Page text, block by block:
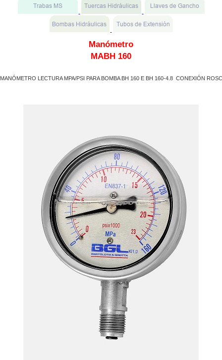
Manómetro
MABH 160
MANÓMETRO LECTURA MPA/PSI PARA BOMBA BH 160 E BH 160-4.8  CONEXIÓN